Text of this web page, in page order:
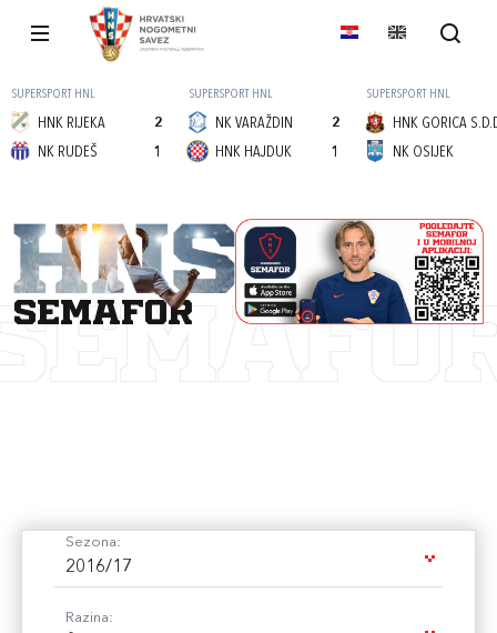
SUPERSPORT HNL
HNK RIJEKA
2
1
NK RUDEŠ
SUPERSPORT HNL
NK VARAŽDIN
2
1
HNK HAJDUK
SUPERSPORT HNL
HNK GORICA
NK OSIJEK
semafor
Sezona:
2016/17
Razina: